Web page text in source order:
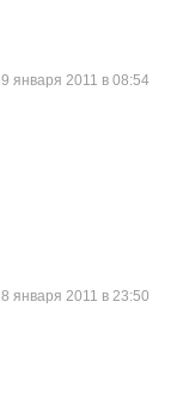
9 января 2011 в 08:54
8 января 2011 в 23:50